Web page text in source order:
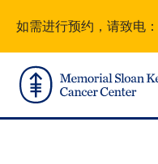
main
content
footer
如需进行预约，请致电：